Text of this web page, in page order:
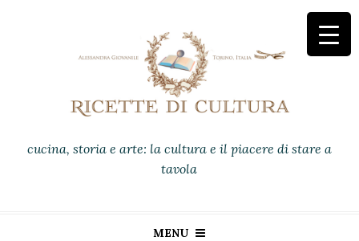
cucina, storia e arte: la cultura e il piacere di stare a
tavola
MENU